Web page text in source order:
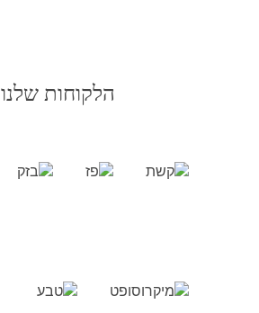
הלקוחות שלנו